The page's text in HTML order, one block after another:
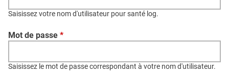
CONTACT
Saisissez votre nom d'utilisateur pour santé log.
Mot de passe *
Saisissez le mot de passe correspondant à votre nom d'utilisateur.